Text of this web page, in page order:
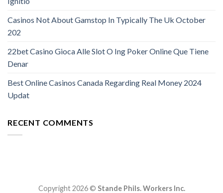
Casinos Not About Gamstop In Typically The Uk October
202
22bet Casino Gioca Alle Slot O Ing Poker Online Que Tiene
Denar
Best Online Casinos Canada Regarding Real Money 2024
Updat
RECENT COMMENTS
Copyright 2026 © Stande Phils. Workers Inc.